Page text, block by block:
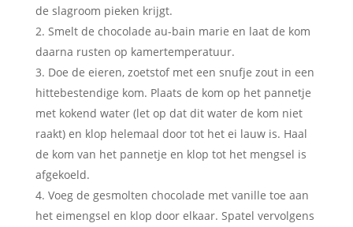
de slagroom pieken krijgt.
Smelt de chocolade au-bain marie en laat de kom
daarna rusten op kamertemperatuur.
Doe de eieren, zoetstof met een snufje zout in een
hittebestendige kom. Plaats de kom op het pannetje
met kokend water (let op dat dit water de kom niet
raakt) en klop helemaal door tot het ei lauw is. Haal
de kom van het pannetje en klop tot het mengsel is
afgekoeld.
Voeg de gesmolten chocolade met vanille toe aan
het eimengsel en klop door elkaar. Spatel vervolgens